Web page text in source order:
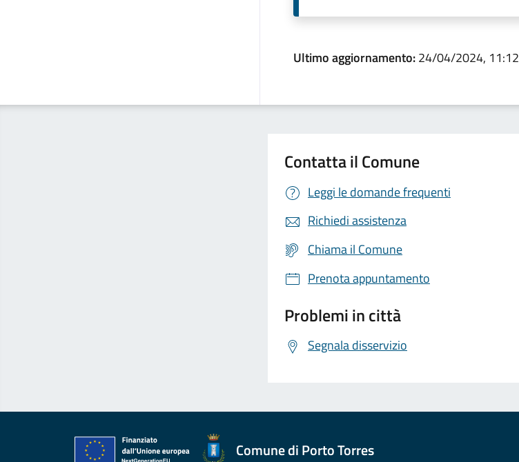
Ultimo aggiornamento:24/04/2024, 11:12
Contatta il Comune
Leggi le domande frequenti
Richiedi assistenza
Chiama il Comune
Prenota appuntamento
Problemi in città
Segnala disservizio
Comune di Porto Torres